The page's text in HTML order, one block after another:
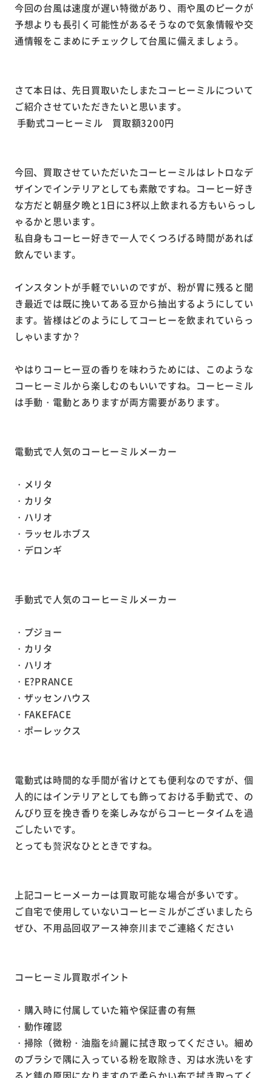
今回の台風は速度が遅い特徴があり、雨や風のピークが
予想よりも長引く可能性があるそうなので気象情報や交
通情報をこまめにチェックして台風に備えましょう。
さて本日は、先日買取いたしまたコーヒーミルについて
ご紹介させていただきたいと思います。
手動式コーヒーミル 買取額3200円
今回、買取させていただいたコーヒーミルはレトロなデ
ザインでインテリアとしても素敵ですね。コーヒー好き
な方だと朝昼夕晩と1日に3杯以上飲まれる方もいらっし
ゃるかと思います。
私自身もコーヒー好きで一人でくつろげる時間があれば
飲んでいます。
インスタントが手軽でいいのですが、粉が胃に残ると聞
き最近では既に挽いてある豆から抽出するようにしてい
ます。皆様はどのようにしてコーヒーを飲まれていらっ
しゃいますか？
やはりコーヒー豆の香りを味わうためには、このような
コーヒーミルから楽しむのもいいですね。コーヒーミル
は手動・電動とありますが両方需要があります。
電動式で人気のコーヒーミルメーカー
・メリタ
・カリタ
・ハリオ
・ラッセルホブス
・デロンギ
手動式で人気のコーヒーミルメーカー
・プジョー
・カリタ
・ハリオ
・E?PRANCE
・ザッセンハウス
・FAKEFACE
・ポーレックス
電動式は時間的な手間が省けとても便利なのですが、個
人的にはインテリアとしても飾っておける手動式で、の
んびり豆を挽き香りを楽しみながらコーヒータイムを過
ごしたいです。
とっても贅沢なひとときですね。
上記コーヒーメーカーは買取可能な場合が多いです。
ご自宅で使用していないコーヒーミルがございましたら
ぜひ、不用品回収アース神奈川までご連絡ください
コーヒーミル買取ポイント
・購入時に付属していた箱や保証書の有無
・動作確認
・掃除（微粉・油脂を綺麗に拭き取ってください。細め
のブラシで隅に入っている粉を取除き、刃は水洗いをす
ると錆の原因になりますので柔らかい布で拭き取ってく